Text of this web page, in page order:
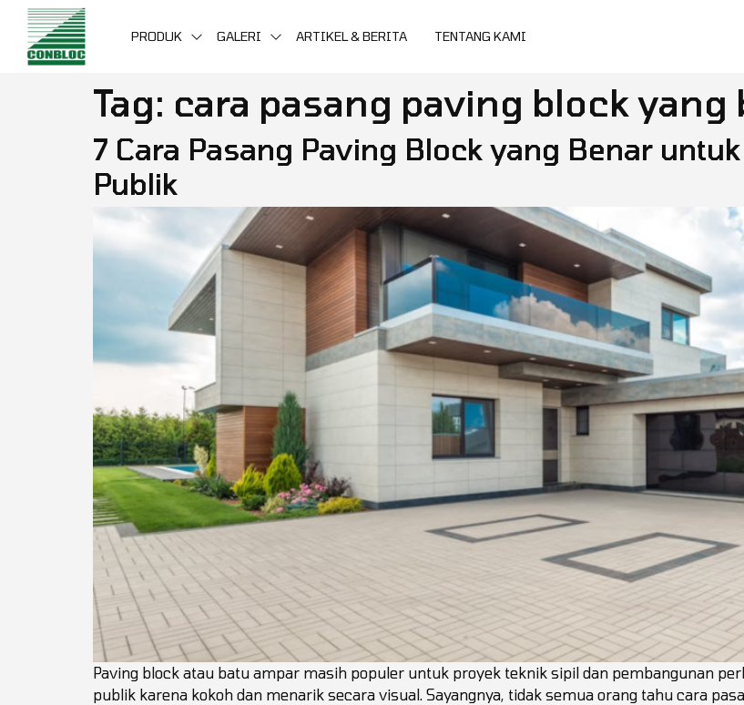
PRODUK GALERI ARTIKEL & BERITA TENTANG KAMI
Tag: cara pasang paving block yang
7 Cara Pasang Paving Block yang Benar
Publik
Paving block atau batu ampar masih populer untuk proyek teknik sipil dan pembangunan
publik karena kokoh dan menarik secara visual. Sayangnya, tidak semua orang tahu cara